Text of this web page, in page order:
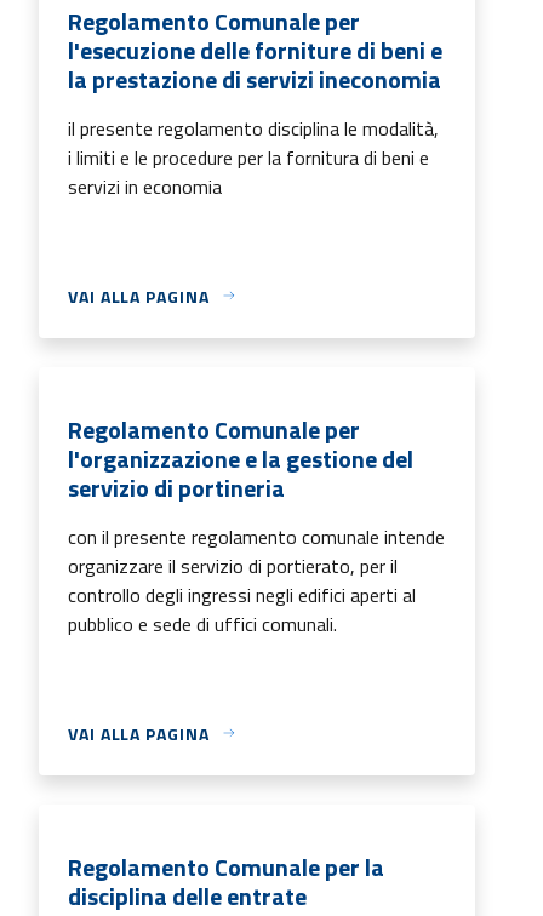
Regolamento Comunale per
l'esecuzione delle forniture di beni e
la prestazione di servizi ineconomia
il presente regolamento disciplina le modalità,
i limiti e le procedure per la fornitura di beni e
servizi in economia
VAI ALLA PAGINA
Regolamento Comunale per
l'organizzazione e la gestione del
servizio di portineria
con il presente regolamento comunale intende
organizzare il servizio di portierato, per il
controllo degli ingressi negli edifici aperti al
pubblico e sede di uffici comunali.
VAI ALLA PAGINA
Regolamento Comunale per la
disciplina delle entrate